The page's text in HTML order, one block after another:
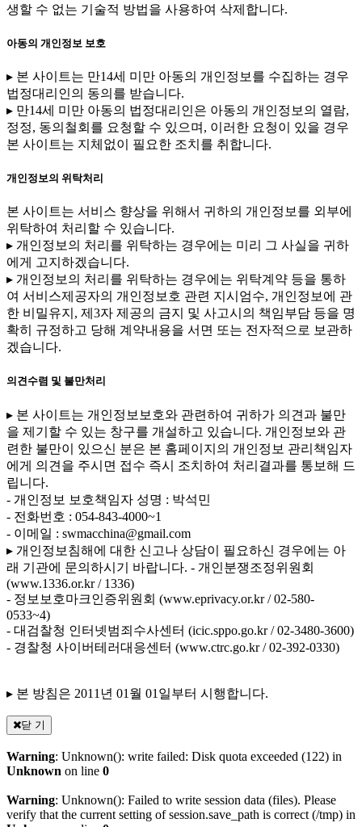
생할 수 없는 기술적 방법을 사용하여 삭제합니다.
아동의 개인정보 보호
▸ 본 사이트는 만14세 미만 아동의 개인정보를 수집하는 경우
법정대리인의 동의를 받습니다.
▸ 만14세 미만 아동의 법정대리인은 아동의 개인정보의 열람,
정정, 동의철회를 요청할 수 있으며, 이러한 요청이 있을 경우
본 사이트는 지체없이 필요한 조치를 취합니다.
개인정보의 위탁처리
본 사이트는 서비스 향상을 위해서 귀하의 개인정보를 외부에
위탁하여 처리할 수 있습니다.
▸ 개인정보의 처리를 위탁하는 경우에는 미리 그 사실을 귀하
에게 고지하겠습니다.
▸ 개인정보의 처리를 위탁하는 경우에는 위탁계약 등을 통하
여 서비스제공자의 개인정보호 관련 지시엄수, 개인정보에 관
한 비밀유지, 제3자 제공의 금지 및 사고시의 책임부담 등을 명
확히 규정하고 당해 계약내용을 서면 또는 전자적으로 보관하
겠습니다.
의견수렴 및 불만처리
▸ 본 사이트는 개인정보보호와 관련하여 귀하가 의견과 불만
을 제기할 수 있는 창구를 개설하고 있습니다. 개인정보와 관
련한 불만이 있으신 분은 본 홈페이지의 개인정보 관리책임자
에게 의견을 주시면 접수 즉시 조치하여 처리결과를 통보해 드
립니다.
- 개인정보 보호책임자 성명 : 박석민
- 전화번호 : 054-843-4000~1
- 이메일 : swmacchina@gmail.com
▸ 개인정보침해에 대한 신고나 상담이 필요하신 경우에는 아
래 기관에 문의하시기 바랍니다. - 개인분쟁조정위원회
(www.1336.or.kr / 1336)
- 정보보호마크인증위원회 (www.eprivacy.or.kr / 02-580-
0533~4)
- 대검찰청 인터넷범죄수사센터 (icic.sppo.go.kr / 02-3480-3600)
- 경찰청 사이버테러대응센터 (www.ctrc.go.kr / 02-392-0330)
▸ 본 방침은 2011년 01월 01일부터 시행합니다.
닫 기
Warning: Unknown(): write failed: Disk quota exceeded (122) in
Unknown on line 0
Warning: Unknown(): Failed to write session data (files). Please
verify that the current setting of session.save_path is correct (/tmp) in